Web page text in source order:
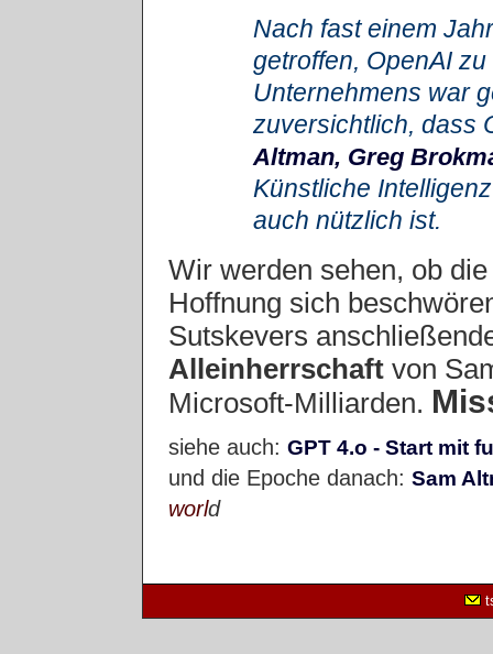
Nach fast einem
getroffen, OpenAI
Unternehmens war
zuversichtlich, dass
Altman, Greg
Künstliche
auch nützlich ist.
Wir werden sehen, ob
Hoffnung sich
Sutskevers
Alleinherrschaft von
Microsoft-Milliarden.
siehe auch: GPT 4.o - Start mit
und die Epoche danach: Sam
world